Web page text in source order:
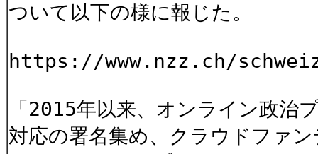
ついて以下の様に報じた。
https://www.nzz.ch/
「2015年以来、オンライン政
対応の署名集め、クラウドファ